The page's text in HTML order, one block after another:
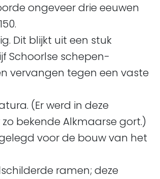
ongeveer drie eeuwen
Dit blijkt uit een stuk
Schoorlse schepen-
vervangen tegen een vaste
(Er werd in deze
bekende Alkmaarse gort.)
voor de bouw van het
ramen; deze